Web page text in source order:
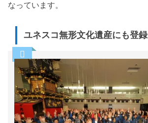
なっています。
ユネスコ無形文化遺産にも登録